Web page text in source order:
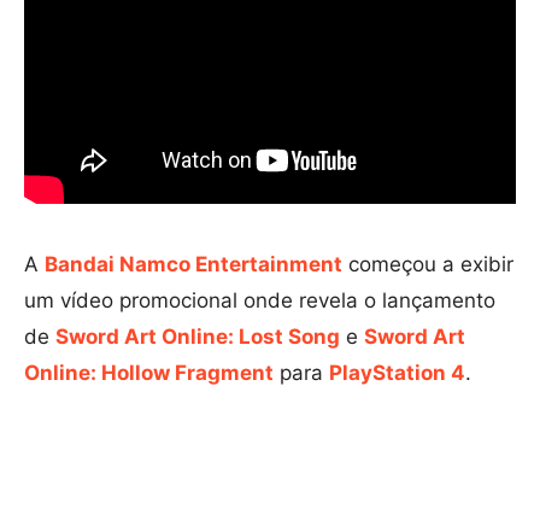
A Bandai Namco Entertainment começou a exibir
um vídeo promocional onde revela o lançamento
de Sword Art Online: Lost Song e Sword Art
Online: Hollow Fragment para PlayStation 4.